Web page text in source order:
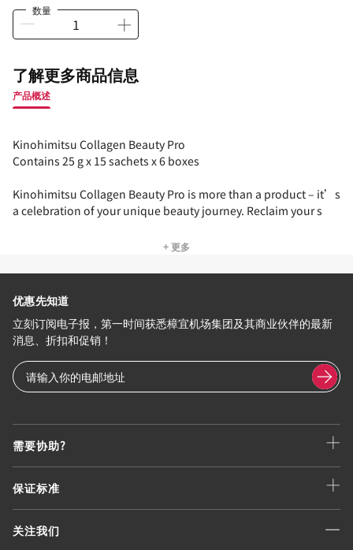
数量
了解更多商品信息
产品概述
Kinohimitsu Collagen Beauty Pro
Contains 25 g x 15 sachets x 6 boxes
Kinohimitsu Collagen Beauty Pro is more than a product – it’s
a celebration of your unique beauty journey. Reclaim your s
+ 更多
需要协助?
保证标准
关注我们
优惠先知道
立刻订阅电子报，第一时间获悉樟宜机场集团及其商业伙伴的最新
消息、折扣和促销！